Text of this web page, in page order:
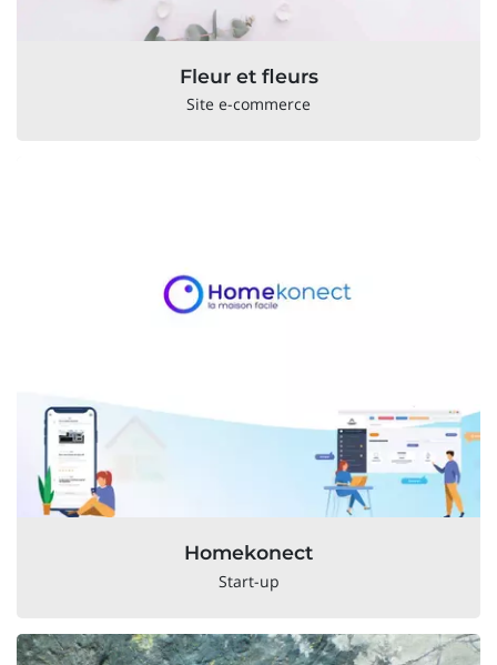
Fleur et fleurs
Site e-commerce
Homekonect
Start-up